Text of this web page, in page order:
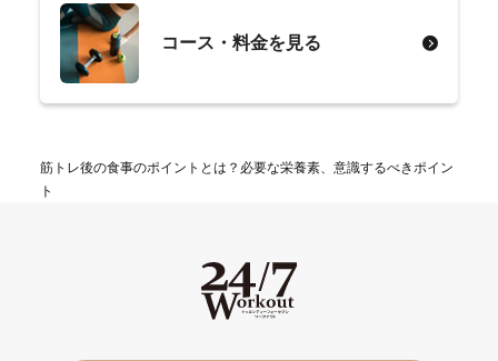
コース・料金を見る
筋トレ後の食事のポイントとは？必要な栄養素、意識するべきポイン
ト